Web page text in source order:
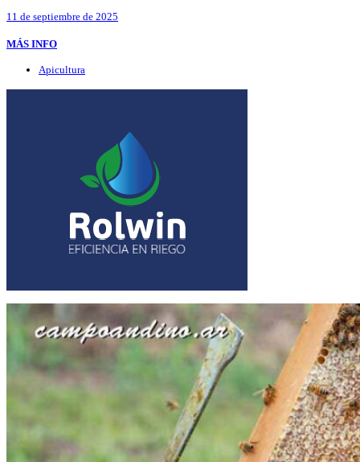
11 de septiembre de 2025
MÁS INFO
Apicultura